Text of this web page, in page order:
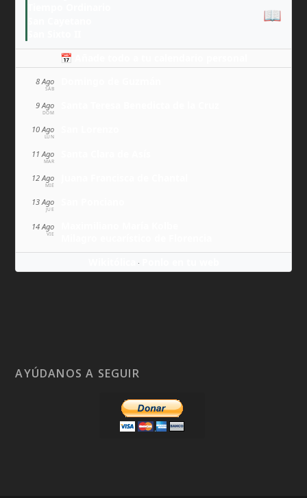
📖
📅 Añade todo a tu calendario personal
8 Ago
SÁB
9 Ago
DOM
10 Ago
LUN
11 Ago
MAR
12 Ago
MIÉ
13 Ago
JUE
14 Ago
VIE
·
AYÚDANOS A SEGUIR